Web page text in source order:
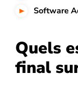
Software
Quels
final